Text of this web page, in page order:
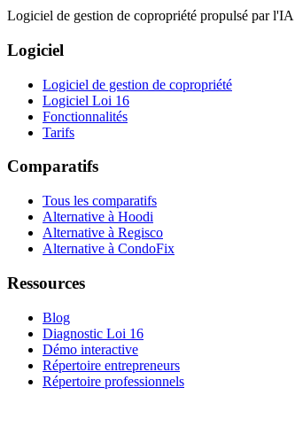
Logiciel de gestion de copropriété propulsé par
Logiciel
Logiciel de gestion de copropriété
Logiciel Loi 16
Fonctionnalités
Tarifs
Comparatifs
Tous les comparatifs
Alternative à Hoodi
Alternative à Regisco
Alternative à CondoFix
Ressources
Blog
Diagnostic Loi 16
Démo interactive
Répertoire entrepreneurs
Répertoire professionnels